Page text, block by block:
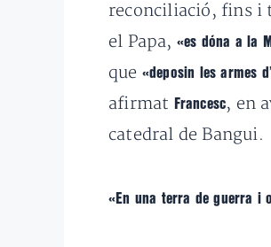
reconciliació, fins i
el Papa, «es dóna a la
que «deposin les armes
afirmat
Francesc, en
catedral de Bangui.
«En una terra de guerra i